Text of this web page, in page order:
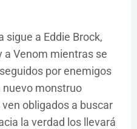
sigue a Eddie Brock,
a Venom mientras se
por enemigos
monstruo
obligados a buscar
la verdad los llevará